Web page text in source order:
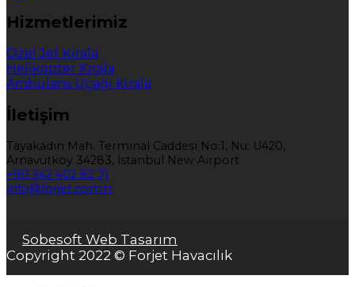
Hizmetlerimiz
Özel Jet Kirala
Helikopter Kirala
Ambulans Uçağı Kirala
İletişim
Tayakadın Mah. Terminal Caddesi No:1, Nu: U420,
Arnavutköy 34283, İstanbul New Airport
+90 542 402 82 71
info@forjet.com.tr
Sobesoft Web Tasarım
Copyright 2022 © Forjet Havacılık